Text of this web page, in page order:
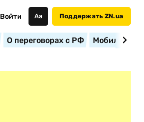
Войти Аа Поддержать ZN.ua
О переговорах с РФ